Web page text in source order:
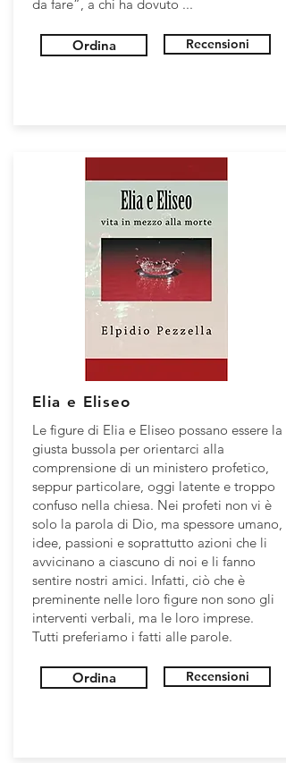
da fare”, a chi ha dovuto ...
Ordina Recensioni
Elia e Eliseo
Le figure di Elia e Eliseo possano essere la
giusta bussola per orientarci alla
comprensione di un ministero profetico,
seppur particolare, oggi latente e troppo
confuso nella chiesa. Nei profeti non vi è
solo la parola di Dio, ma spessore umano,
idee, passioni e soprattutto azioni che li
avvicinano a ciascuno di noi e li fanno
sentire nostri amici. Infatti, ciò che è
preminente nelle loro figure non sono gli
interventi verbali, ma le loro imprese.
Tutti preferiamo i fatti alle parole.
Ordina Recensioni